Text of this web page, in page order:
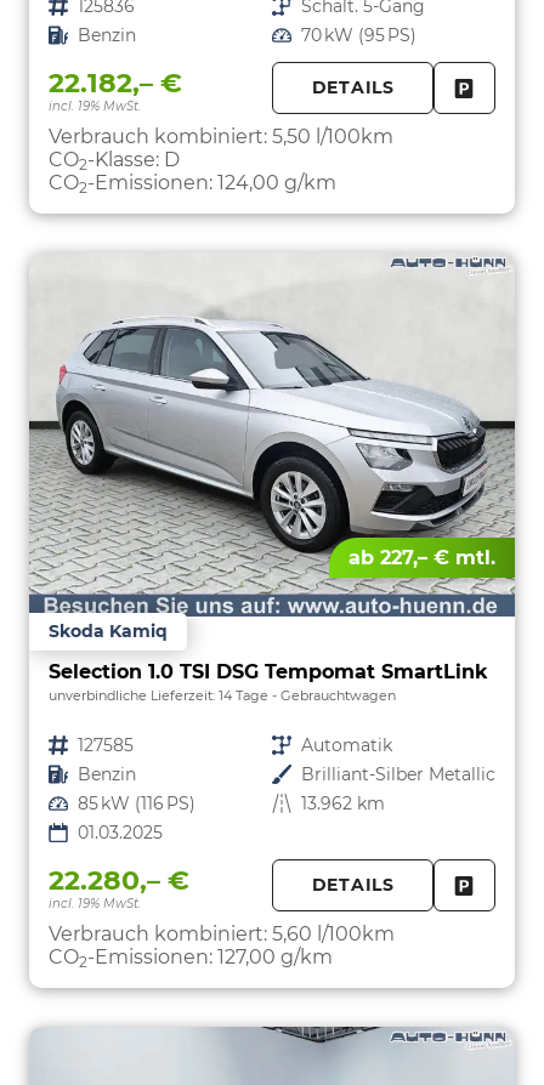
Fahrzeugnr. 125836 Getriebe Schalt. 5-Gang
Kraftstoff Benzin Leistung 70 kW (95 PS)
22.182,– €
incl. 19% MwSt.
DETAILS
Verbrauch kombiniert: 5,50 l/100km
CO2-Klasse: D
CO2-Emissionen: 124,00 g/km
ab 227,– € mtl.
Skoda Kamiq
Selection 1.0 TSI DSG Tempomat SmartLink
unverbindliche Lieferzeit: 14 Tage Gebrauchtwagen
Fahrzeugnr. 127585 Getriebe Automatik
Kraftstoff Benzin Außenfarbe Brilliant-Silber Metallic
Leistung 85 kW (116 PS) Kilometerstand 13.962 km
01.03.2025
22.280,– €
incl. 19% MwSt.
DETAILS
Verbrauch kombiniert: 5,60 l/100km
CO2-Emissionen: 127,00 g/km